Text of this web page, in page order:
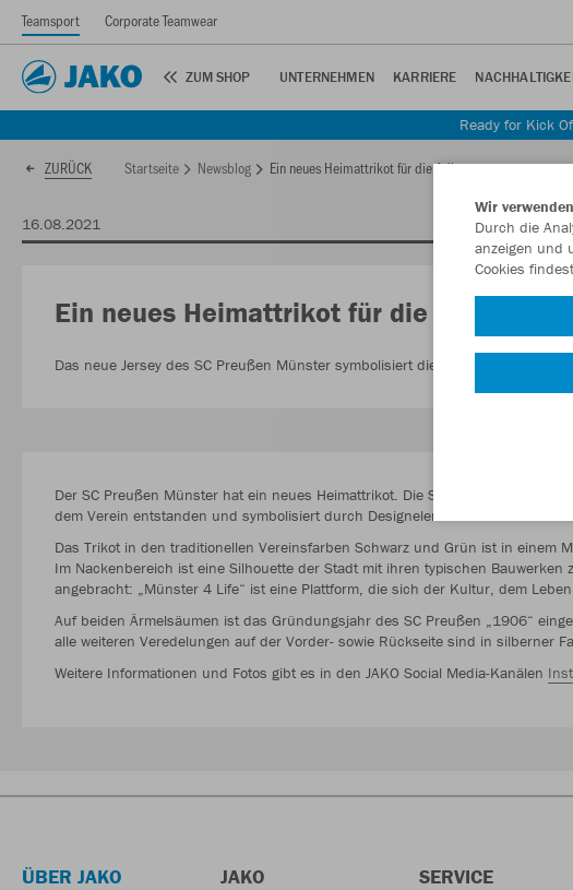
Teamsport Corporate Teamwear
ZUM SHOP UNTERNEHMEN KARRIERE
Ready for Kick
ZURÜCK Startseite Newsblog Ein neues Heimattrikot für die Adlerträger
16.08.2021
Ein neues Heimattrikot für die Adlerträger
Das neue Jersey des SC Preußen Münster symbolisiert die Unterstützung der
Der SC Preußen Münster hat ein neues Heimattrikot. Die Spielkleidung für die
dem Verein entstanden und symbolisiert durch Designelemente die
Das Trikot in den traditionellen Vereinsfarben Schwarz und Grün ist in einem
Im Nackenbereich ist eine Silhouette der Stadt mit ihren typischen Bauwerken
angebracht: „Münster 4 Life“ ist eine Plattform, die sich der Kultur, dem
Auf beiden Ärmelsäumen ist das Gründungsjahr des SC Preußen „1906“
alle weiteren Veredelungen auf der Vorder- sowie Rückseite sind in silberner
Weitere Informationen und Fotos gibt es in den JAKO Social Media-Kanälen
ÜBER JAKO
JAKO
SERVICE
Wir
Durch die
anzeigen und
Cookies